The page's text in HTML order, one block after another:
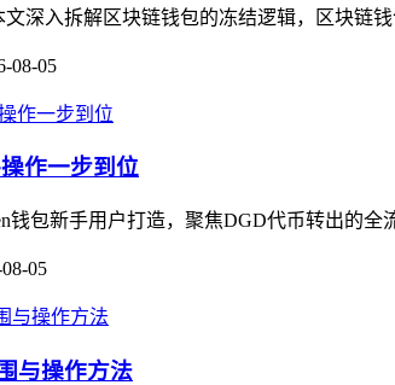
深入拆解区块链钱包的冻结逻辑，区块
08-05
作一步到位
钱包新手用户打造，聚焦DGD代币转出的
05
与操作方法